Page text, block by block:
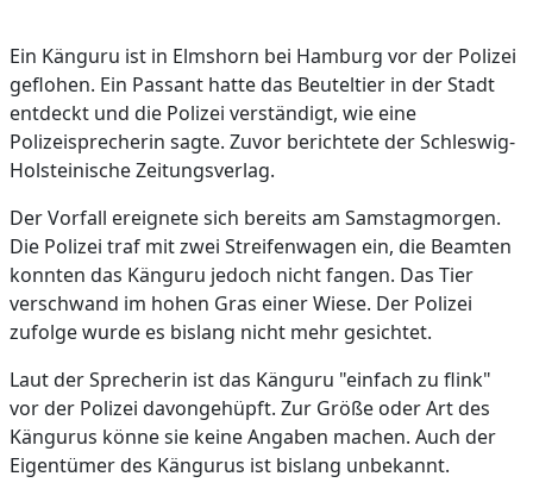
Ein Känguru ist in Elmshorn bei Hamburg vor der Polizei
geflohen. Ein Passant hatte das Beuteltier in der Stadt
entdeckt und die Polizei verständigt, wie eine
Polizeisprecherin sagte. Zuvor berichtete der Schleswig-
Holsteinische Zeitungsverlag.
Der Vorfall ereignete sich bereits am Samstagmorgen.
Die Polizei traf mit zwei Streifenwagen ein, die Beamten
konnten das Känguru jedoch nicht fangen. Das Tier
verschwand im hohen Gras einer Wiese. Der Polizei
zufolge wurde es bislang nicht mehr gesichtet.
Laut der Sprecherin ist das Känguru "einfach zu flink"
vor der Polizei davongehüpft. Zur Größe oder Art des
Kängurus könne sie keine Angaben machen. Auch der
Eigentümer des Kängurus ist bislang unbekannt.